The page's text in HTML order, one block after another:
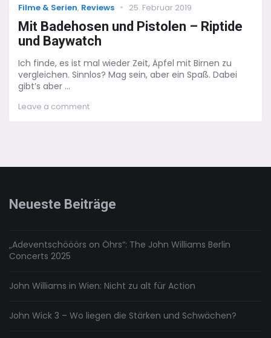
Categories
Filme & Serien, Reviews
Posted
25. Februar 2019
Mit Badehosen und Pistolen – Riptide
und Baywatch
Ich finde, es ist mal wieder Zeit, Äpfel mit Birnen zu
vergleichen. Sinnlos? Mag sein, aber ein Spaß. Dabei
gibt’s aber ...
Leave a commenton
Neueste Beiträge
„Adeventschööörs on Öhrs“: The John Williams Berlin
Concerts 2025
John Williams in Wien: Nicht zu alt für Action
John Wick 3 – Wo liegen die Stärken und Schwächen?